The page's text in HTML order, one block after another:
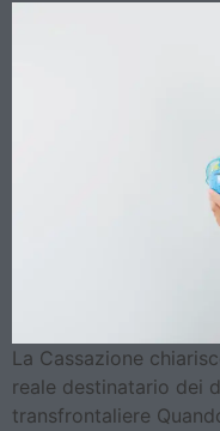
La Cassazione
reale destinatario dei
transfrontaliere